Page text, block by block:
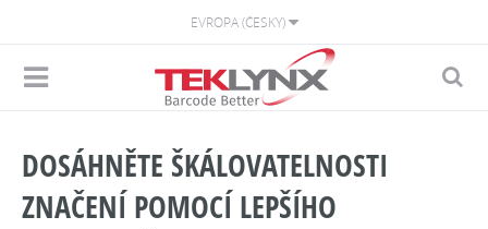
EVROPA (ČESKY)
DOSÁHNĚTE ŠKÁLOVATELNOSTI
ZNAČENÍ POMOCÍ LEPŠÍHO